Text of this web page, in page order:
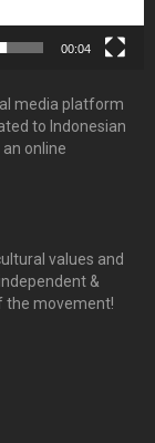
00:04
media platform
to Indonesian
an online
values and
&
the movement!